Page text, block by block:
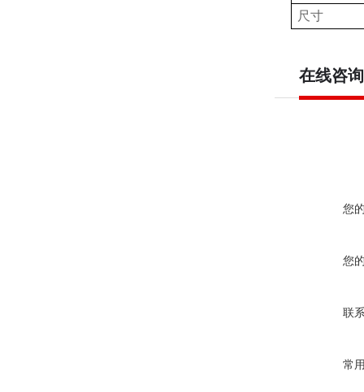
尺寸
在线咨询
您
您
联
常